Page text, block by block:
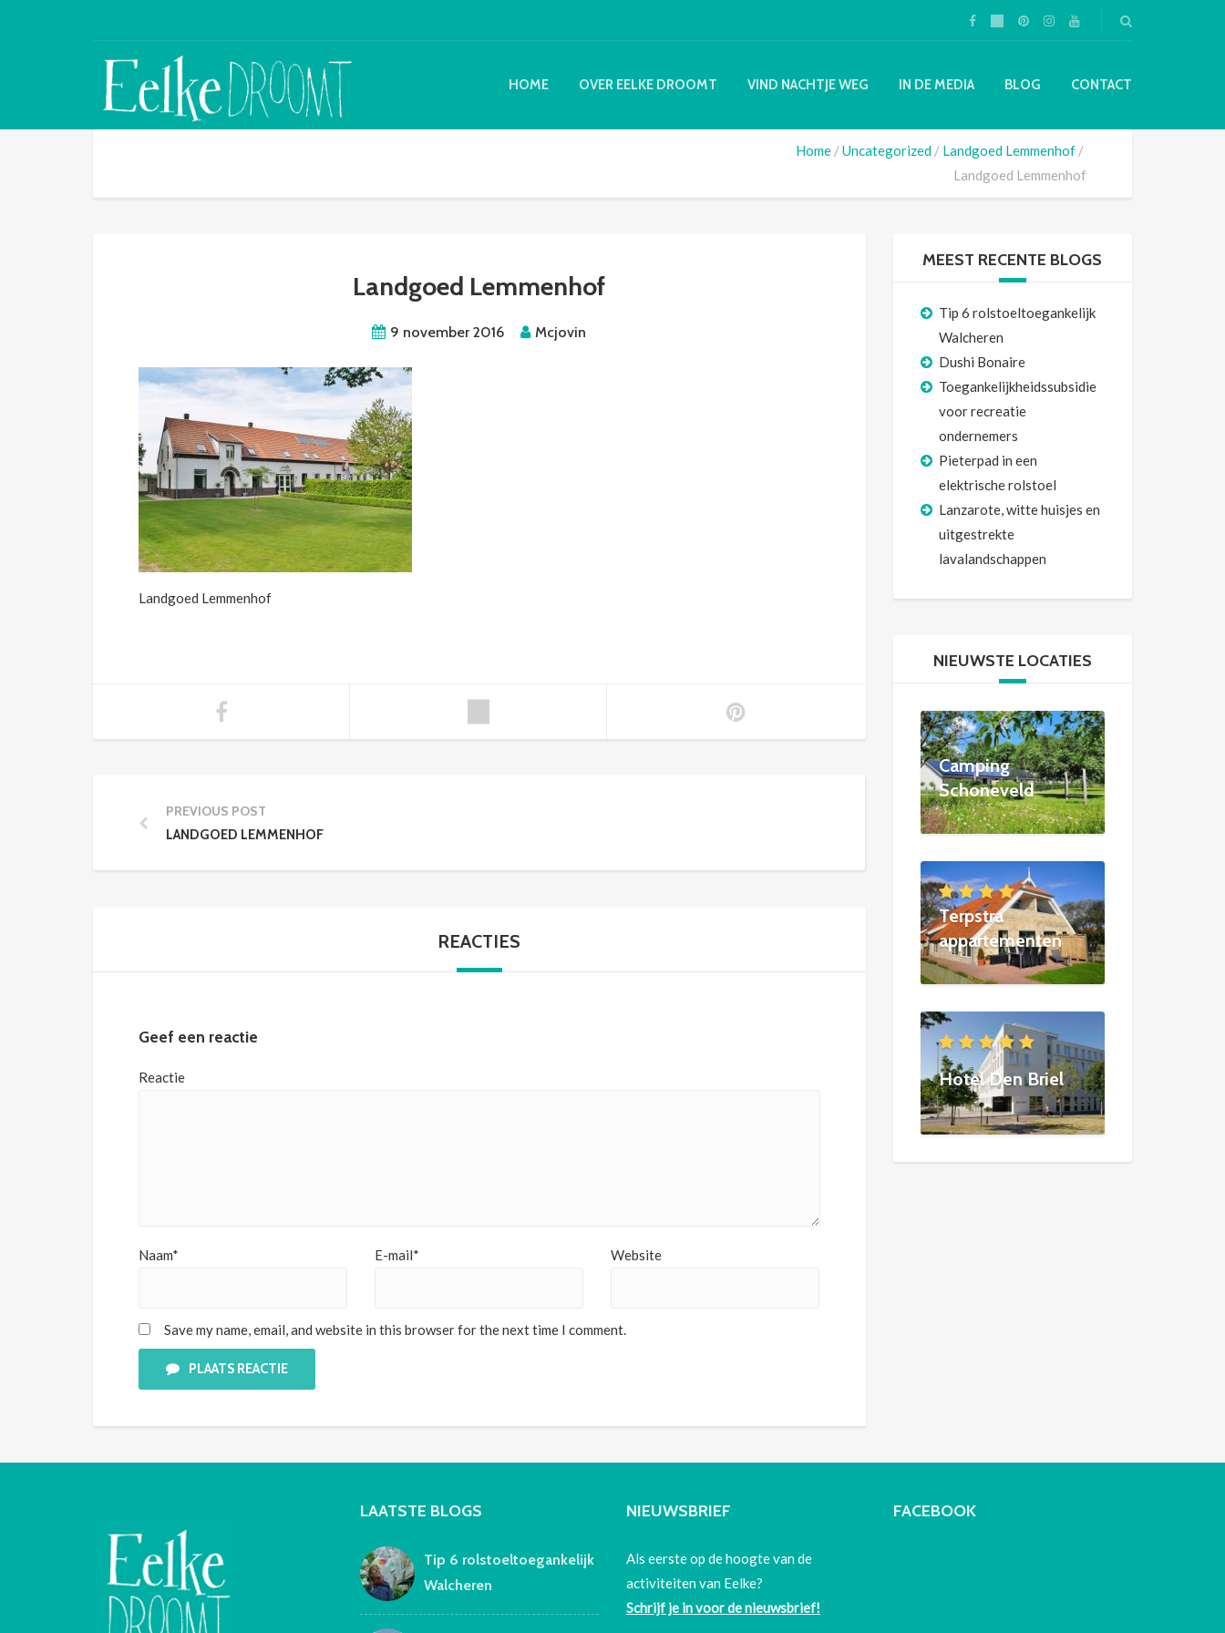
HOME OVER EELKE DROOMT VIND NACHTJE WEG IN DE MEDIA BLOG CONTACT
Home Uncategorized
Landgoed Lemmenhof
Landgoed Lemmenhof
Landgoed Lemmenhof
9 november 2016 Mcjovin
Landgoed Lemmenhof
PREVIOUS POST
LANDGOED LEMMENHOF
REACTIES
Geef een reactie
Reactie
Naam* E-mail* Website
Save my name, email, and website in this browser for the next time I comment.
PLAATS REACTIE
MEEST RECENTE BLOGS
Tip 6 rolstoeltoegankelijk
Walcheren
Dushi Bonaire
Toegankelijkheidssubsidie
voor recreatie
ondernemers
Pieterpad in een
elektrische rolstoel
Lanzarote, witte huisjes en
uitgestrekte
lavalandschappen
NIEUWSTE LOCATIES
Camping
Schoneveld
Terpstra
appartementen
Hotel Den Briel
LAATSTE BLOGS
Tip 6 rolstoeltoegankelijk
Walcheren
NIEUWSBRIEF
Als eerste op de hoogte van de
activiteiten van Eelke?
Schrijf je in voor de nieuwsbrief!
FACEBOOK